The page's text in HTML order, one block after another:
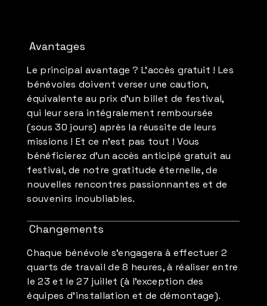
Avantages
Le principal avantage ? L’accès gratuit ! Les
bénévoles doivent verser une caution,
équivalente au prix d’un billet de festival,
qui leur sera intégralement remboursée
(sous 30 jours) après la réussite de leurs
missions ! Et ce n’est pas tout ! Vous
bénéficierez d’un accès anticipé gratuit au
festival, de notre gratitude éternelle, de
nouvelles rencontres passionnantes et de
souvenirs inoubliables.
Changements
Chaque bénévole s'engagera à effectuer 2
quarts de travail de 8 heures, à réaliser entre
le 23 et le 27 juillet (à l'exception des
équipes d'installation et de démontage).